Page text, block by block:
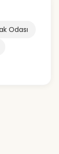
Odası